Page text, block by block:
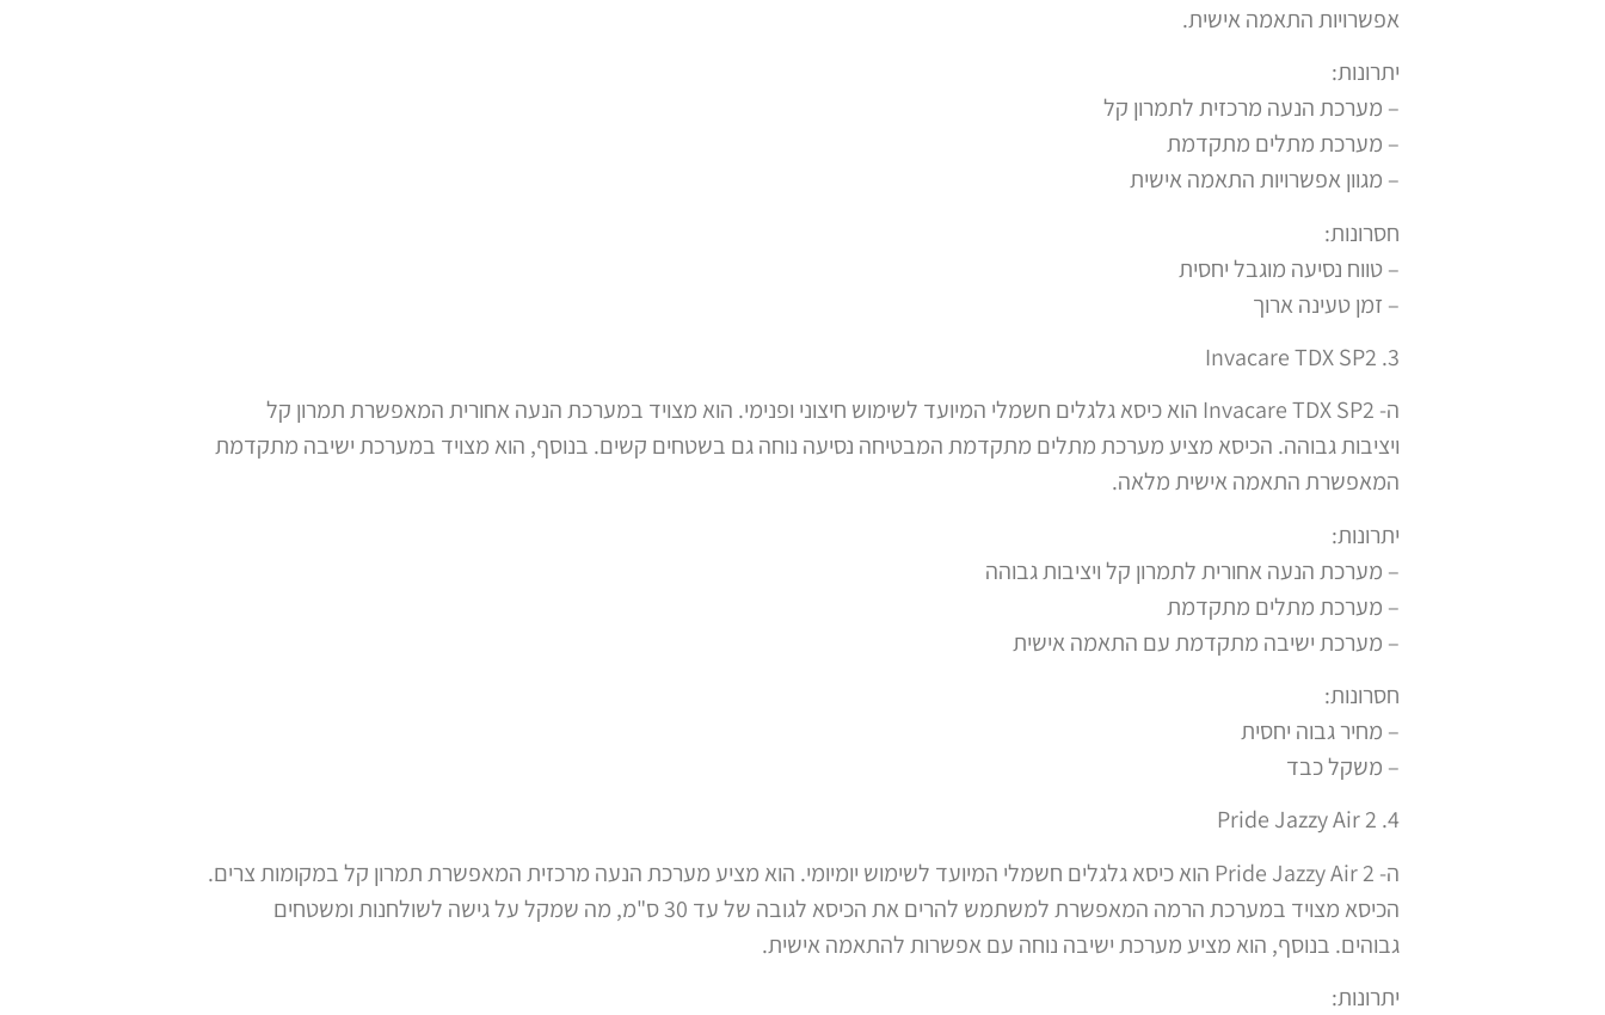
אפשרויות התאמה אישית.
יתרונות:
– מערכת הנעה מרכזית לתמרון קל
– מערכת מתלים מתקדמת
– מגוון אפשרויות התאמה אישית
חסרונות:
– טווח נסיעה מוגבל יחסית
– זמן טעינה ארוך
3. Invacare TDX SP2
ה- Invacare TDX SP2 הוא כיסא גלגלים חשמלי המיועד לשימוש חיצוני ופנימי. הוא מצויד במערכת הנעה אחורית המאפשרת תמרון קל
ויציבות גבוהה. הכיסא מציע מערכת מתלים מתקדמת המבטיחה נסיעה נוחה גם בשטחים קשים. בנוסף, הוא מצויד במערכת ישיבה מתקדמת
המאפשרת התאמה אישית מלאה.
יתרונות:
– מערכת הנעה אחורית לתמרון קל ויציבות גבוהה
– מערכת מתלים מתקדמת
– מערכת ישיבה מתקדמת עם התאמה אישית
חסרונות:
– מחיר גבוה יחסית
– משקל כבד
4. Pride Jazzy Air 2
ה- Pride Jazzy Air 2 הוא כיסא גלגלים חשמלי המיועד לשימוש יומיומי. הוא מציע מערכת הנעה מרכזית המאפשרת תמרון קל במקומות צרים.
הכיסא מצויד במערכת הרמה המאפשרת למשתמש להרים את הכיסא לגובה של עד 30 ס"מ, מה שמקל על גישה לשולחנות ומשטחים
גבוהים. בנוסף, הוא מציע מערכת ישיבה נוחה עם אפשרות להתאמה אישית.
יתרונות: